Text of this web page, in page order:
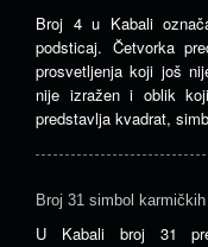
Broj 4 u Kabali
podsticaj. Četvorka
prosvetljenja koji još
nije izražen i oblik
predstavlja kvadrat,
Broj 31 simbol
U Kabali broj 31